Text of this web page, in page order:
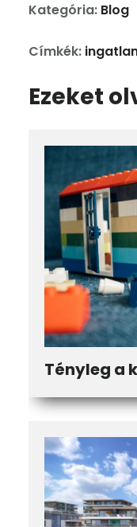
Kategória: Blog
Címkék:
Ezeket
Tényleg a